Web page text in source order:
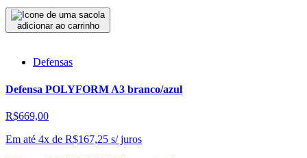
adicionar ao carrinho
Defensas
Defensa POLYFORM A3 branco/azul
R$669,00
Em até 4x de R$167,25 s/ juros